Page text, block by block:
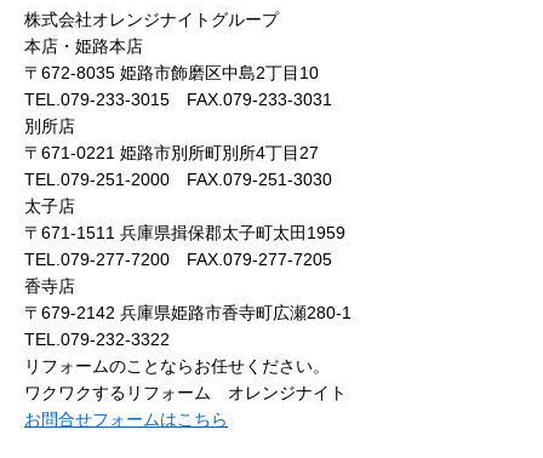
株式会社オレンジナイトグループ
本店・姫路本店
〒672-8035 姫路市飾磨区中島2丁目10
TEL.079-233-3015 FAX.079-233-3031
別所店
〒671-0221 姫路市別所町別所4丁目27
TEL.079-251-2000 FAX.079-251-3030
太子店
〒671-1511 兵庫県揖保郡太子町太田1959
TEL.079-277-7200 FAX.079-277-7205
香寺店
〒679-2142 兵庫県姫路市香寺町広瀬280-1
TEL.079-232-3322
リフォームのことならお任せください。
ワクワクするリフォーム オレンジナイト
お問合せフォームはこちら